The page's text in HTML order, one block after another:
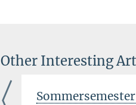
Other Interesting